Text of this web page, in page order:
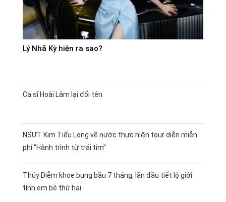
Lý Nhã Kỳ hiện ra sao?
Ca sĩ Hoài Lâm lại đổi tên
NSƯT Kim Tiểu Long về nước thực hiện tour diễn miễn
phí “Hành trình từ trái tim”
Thúy Diễm khoe bụng bầu 7 tháng, lần đầu tiết lộ giới
tính em bé thứ hai